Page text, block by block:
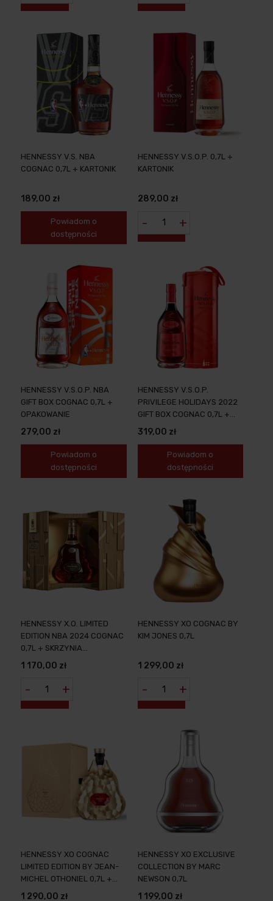
HENNESSY V.S. NBA
COGNAC 0,7L + KARTONIK
189,00 zł
Powiadom o
dostępności
HENNESSY V.S.O.P. 0,7L +
KARTONIK
289,00 zł
- +
HENNESSY V.S.O.P. NBA
GIFT BOX COGNAC 0,7L +
OPAKOWANIE
279,00 zł
Powiadom o
dostępności
HENNESSY V.S.O.P.
PRIVILEGE HOLIDAYS 2022
GIFT BOX COGNAC 0,7L +
OPAKOWANIE
319,00 zł
Powiadom o
dostępności
HENNESSY X.O. LIMITED
EDITION NBA 2024 COGNAC
0,7L + SKRZYNIA
PERFEKCYJNA FUZJA
ELEGANCJI I SPORTU
1 170,00 zł
- +
HENNESSY XO COGNAC BY
KIM JONES 0,7L
1 299,00 zł
- +
HENNESSY XO COGNAC
LIMITED EDITION BY JEAN-
MICHEL OTHONIEL 0,7L +
OPAKOWANIE
1 290,00 zł
HENNESSY XO EXCLUSIVE
COLLECTION BY MARC
NEWSON 0,7L
1 199,00 zł